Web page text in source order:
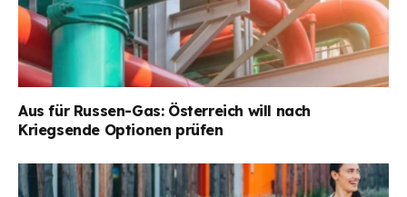
Aus für Russen-Gas: Österreich will nach
Kriegsende Optionen prüfen